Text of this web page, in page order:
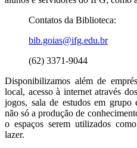
Contatos da Biblioteca:
bib.goias@ifg.edu.br
(62) 3371-9044
Disponibilizamos além de
local, acesso à internet através
jogos, sala de estudos em grupo
não só a produção de
o espaços serem utilizados
lazer.